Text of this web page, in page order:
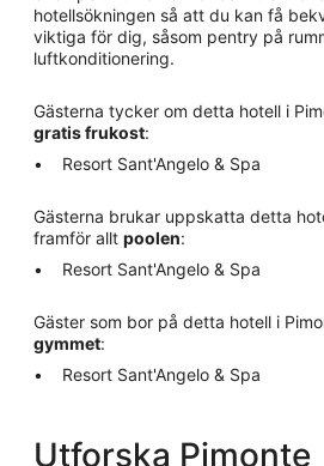
hotellsökningen så att du kan få
viktiga för dig, såsom pentry på
luftkonditionering.
Gästerna tycker om detta hotell i
gratis frukost:
Resort Sant'Angelo & Spa
Gästerna brukar uppskatta detta
framför allt poolen:
Resort Sant'Angelo & Spa
Gäster som bor på detta hotell i
gymmet:
Resort Sant'Angelo & Spa
Utforska Pimonte